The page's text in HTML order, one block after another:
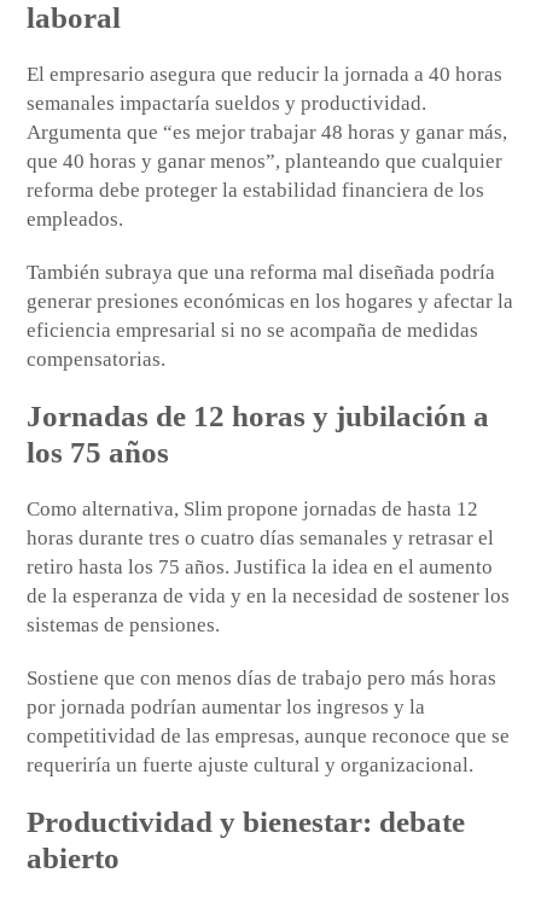
laboral
El empresario asegura que reducir la jornada a 40 horas
semanales impactaría sueldos y productividad.
Argumenta que “es mejor trabajar 48 horas y ganar más,
que 40 horas y ganar menos”, planteando que cualquier
reforma debe proteger la estabilidad financiera de los
empleados.
También subraya que una reforma mal diseñada podría
generar presiones económicas en los hogares y afectar la
eficiencia empresarial si no se acompaña de medidas
compensatorias.
Jornadas de 12 horas y jubilación a
los 75 años
Como alternativa, Slim propone jornadas de hasta 12
horas durante tres o cuatro días semanales y retrasar el
retiro hasta los 75 años. Justifica la idea en el aumento
de la esperanza de vida y en la necesidad de sostener los
sistemas de pensiones.
Sostiene que con menos días de trabajo pero más horas
por jornada podrían aumentar los ingresos y la
competitividad de las empresas, aunque reconoce que se
requeriría un fuerte ajuste cultural y organizacional.
Productividad y bienestar: debate
abierto